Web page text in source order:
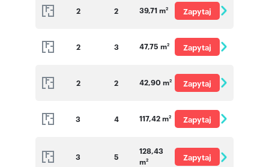
2 2 39,71 m2
Zapytaj
2 3 47,75 m2
Zapytaj
2 2 42,90 m2
Zapytaj
3 4 117,42 m2
Zapytaj
3 5
128,43
m2
Zapytaj